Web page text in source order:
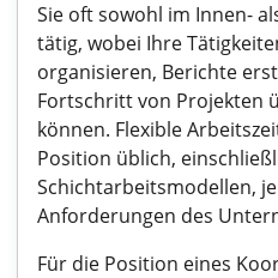
Sie oft sowohl im Innen-
tätig, wobei Ihre
organisieren, Berichte
Fortschritt von Projekten
können. Flexible
Position üblich,
Schichtarbeitsmodellen,
Anforderungen des
Für die Position eines